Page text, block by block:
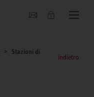
Stazioni di
indietro